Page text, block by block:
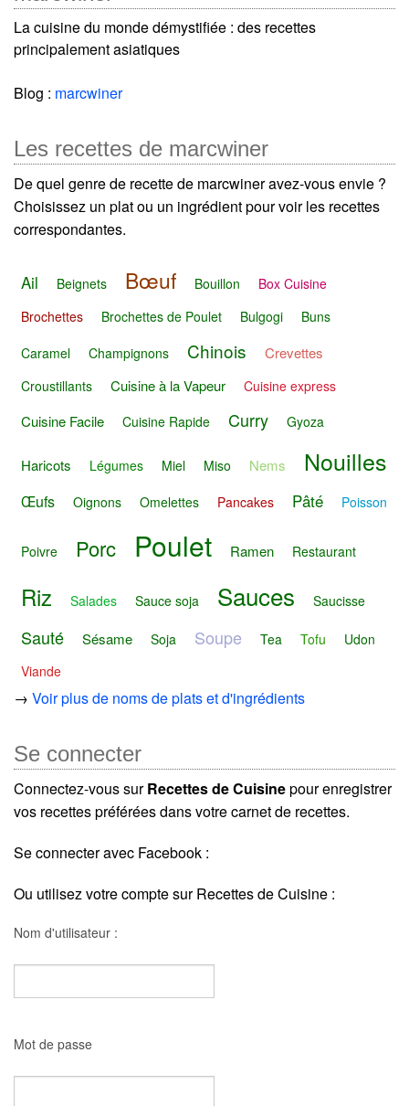
La cuisine du monde démystifiée : des recettes
principalement asiatiques
Blog : marcwiner
Les recettes de marcwiner
De quel genre de recette de marcwiner avez-vous envie ?
Choisissez un plat ou un ingrédient pour voir les recettes
correspondantes.
Ail Beignets Bœuf Bouillon
Box Cuisine
Brochettes
Brochettes de Poulet Bulgogi
Buns
Caramel
Champignons Chinois Crevettes
Croustillants Cuisine à la Vapeur Cuisine express
Cuisine Facile Cuisine Rapide Curry Gyoza
Haricots Légumes Miel Miso Nems Nouilles
Œufs Oignons Omelettes Pancakes Pâté Poisson
Poivre Porc Poulet Ramen Restaurant
Riz Salades Sauce soja Sauces Saucisse
Sauté Sésame Soja Soupe Tea Tofu
Udon
Viande
→ Voir plus de noms de plats et d'ingrédients
Se connecter
Connectez-vous surRecettes de Cuisinepour enregistrer
vos recettes préférées dans votre carnet de recettes.
Se connecter avec Facebook :
Ou utilisez votre compte sur Recettes de Cuisine :
Nom d'utilisateur :
Mot de passe